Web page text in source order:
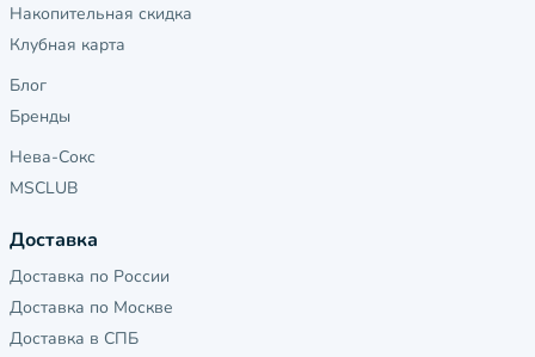
Накопительная скидка
Клубная карта
Блог
Бренды
Нева-Сокс
MSCLUB
Доставка
Доставка по России
Доставка по Москве
Доставка в СПБ